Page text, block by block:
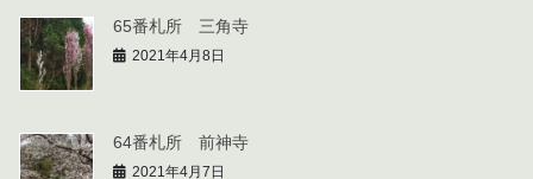
65番札所 三角寺
2021年4月8日
64番札所 前神寺
2021年4月7日